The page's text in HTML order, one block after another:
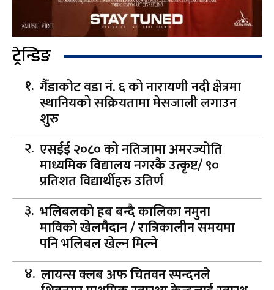
ट्रेन्डिङ
गैँडाकोट वडा नं. ६ को नारायणी नदी क्षेत्रमा
स्थानियको सक्रियतामा मेसजाली लगाउन
शुरु
एसईई २०८० को नतिजामा अमरज्योति
माध्यमिक विद्यालय नगरकै उत्कृष्ट/ ९०
प्रतिशत विद्यार्थीहरु उतिर्ण
भलिबलको हब बन्दै कालिका नमुना
माविको खेलमैदान / रात्रिकालीन समयमा
पनि भलिबल खेल्न मिल्ने
लायन्स क्लब अफ चितवन स्पन्दनले